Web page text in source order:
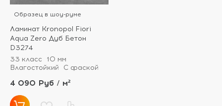
Образец в шоу-руме
Ламинат Kronopol Fiori
Aqua Zero Дуб Бетон
D3274
33 класс
10 мм
Влагостойкий
С фаской
4 090 Руб / м²